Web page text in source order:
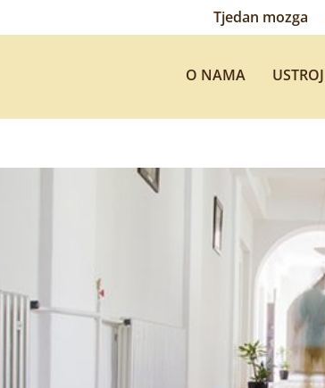
Tjedan mozga
O NAMA USTROJ